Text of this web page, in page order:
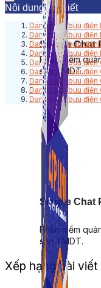
Simple Chat
Phần mềm
sàn TMDT.
Simple Chat
Phần mềm
sàn TMDT.
Nội dung bài viết
Danh sách bưu điện
Danh sách bưu điện
Danh sách bưu điện
Danh sách bưu điện
Danh sách bưu điện
Danh sách bưu điện
Danh sách bưu điện
Danh sách bưu điện
Danh sách bưu điện
Xếp hạng bài